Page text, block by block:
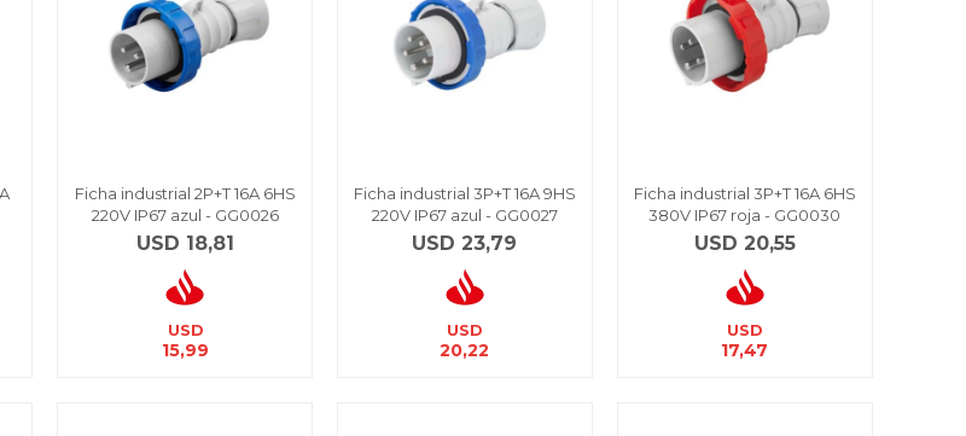
Ficha industrial 2P+T 16A 6HS
220V IP67 azul - GG0026
USD 18,81
USD
15,99
Ficha industrial 3P+T 16A 9HS
220V IP67 azul - GG0027
USD 23,79
USD
20,22
Ficha industrial 3P+T 16A 6HS
380V IP67 roja - GG0030
USD 20,55
USD
17,47